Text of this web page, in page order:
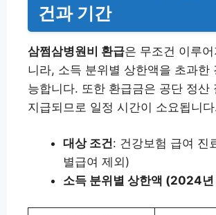
건과 기간
삼쩜삼병원비 환급은 무조건 이루
니라, 소득 분위별 상한액을 초과한
능합니다. 또한 환급금은 공단 정산
지급되므로 일정 시간이 소요됩니
대상 조건: 건강보험 급여 진
별급여 제외)
소득 분위별 상한액 (2024년